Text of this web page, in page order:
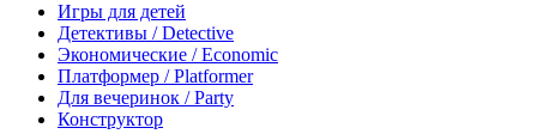
Игры для детей
Детективы / Detective
Экономические / Economic
Платформер / Platformer
Для вечеринок / Party
Конструктор